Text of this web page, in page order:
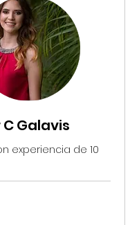
Galavis
experiencia de 10